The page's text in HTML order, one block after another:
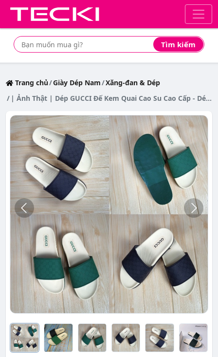
Tìm kiếm
Tìm mua sản phẩm giá rẻ nhất
Trang chủ Giày Dép Nam Xăng-đan & Dép
| Ảnh Thật | Dép GUCCI Đế Kem Quai Cao Su Cao Cấp - Dép Thời Trang Hottrend 2022